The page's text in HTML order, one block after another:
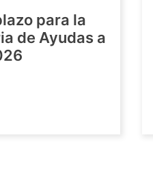
para la
de Ayudas a